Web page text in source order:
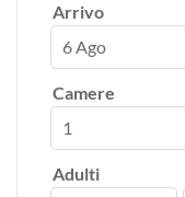
Arrivo
6 Ago
Camere
Adulti